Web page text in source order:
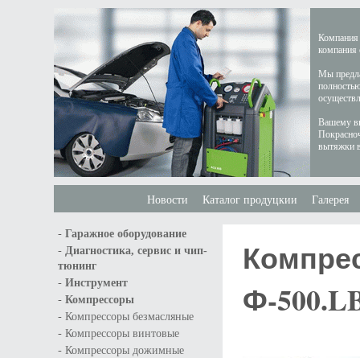
Компания
компания
Мы
Вашему
вытяжки
Новости Каталог продуцкии Галерея
- Гаражное оборудование
- Диагностика, сервис и чип-
тюнинг
- Инструмент
- Компрессоры
- Компрессоры безмасляные
- Компрессоры винтовые
- Компрессоры дожимные
Ф-